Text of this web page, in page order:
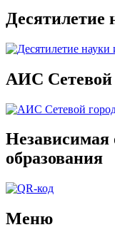
Десятилетие
АИС Сетевой
Независимая
образования
Меню